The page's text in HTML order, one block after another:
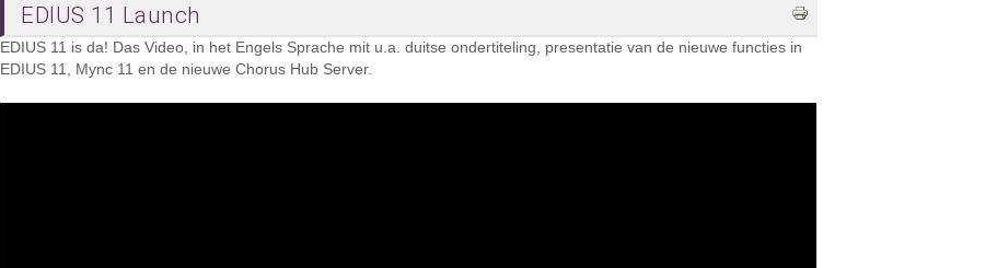
EDIUS 11 Launch
EDIUS 11 is da! Das Video, in het Engels Sprache mit u.a. duitse ondertiteling, presentatie van de nieuwe functies in
EDIUS 11, Mync 11 en de nieuwe Chorus Hub Server.